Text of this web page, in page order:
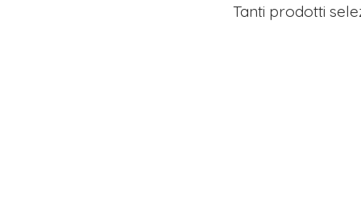
Tanti prodotti